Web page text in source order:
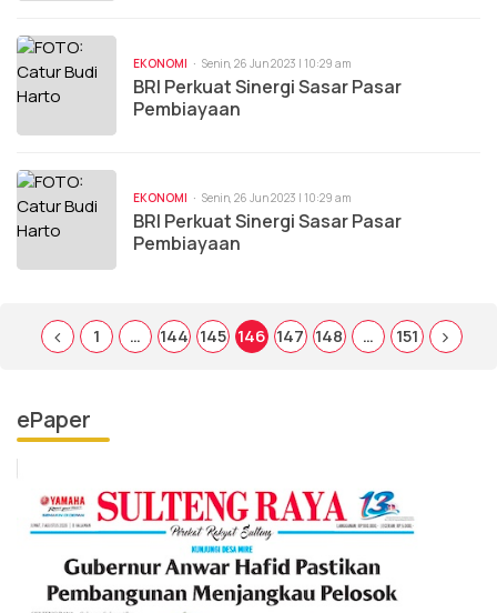
EKONOMI Senin, 26 Jun 2023 | 10:29 am
BRI Perkuat Sinergi Sasar Pasar
Pembiayaan
EKONOMI Senin, 26 Jun 2023 | 10:29 am
BRI Perkuat Sinergi Sasar Pasar
Pembiayaan
1 … 144 145 146 147 148 … 151
ePaper